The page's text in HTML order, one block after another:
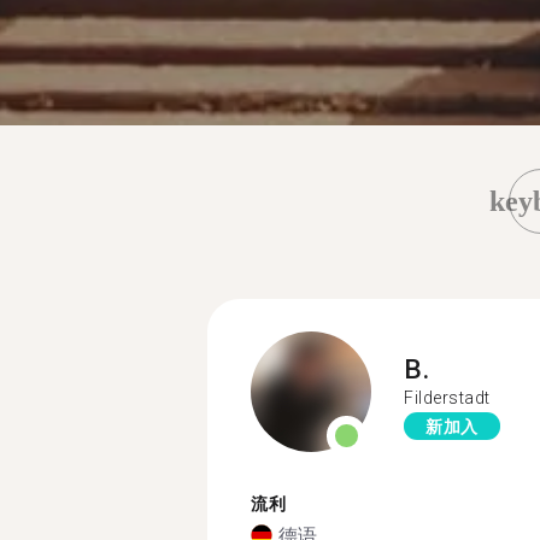
B.
Filderstadt
新加入
流利
德语